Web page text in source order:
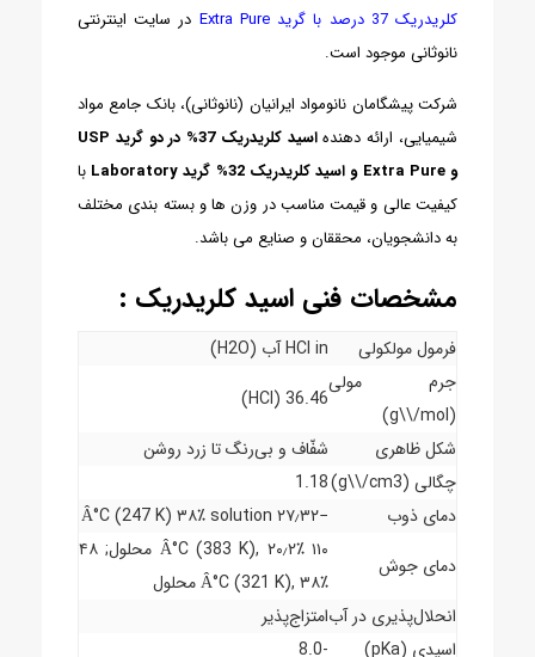
کلریدریک 37 درصد با گرید Extra Pure
در سایت اینترنتی
نانوثانی موجود است.
شرکت پیشگامان نانومواد ایرانیان (نانوثانی)، بانک جامع مواد
شیمیایی، ارائه دهنده
اسید کلریدریک 37% در دو گرید USP
و Extra Pure و اسید کلریدریک 32% گرید Laboratory
با
کیفیت عالی و قیمت مناسب در وزن ها و بسته بندی مختلف
به دانشجویان، محققان و صنایع می باشد.
مشخصات فنی اسید کلریدریک :
فرمول مولکولی
HCl in آب (H2O)
جرم مولی
(g\\/mol)
36.46 (HCl)
شکل ظاهری
شفّاف و بی‌رنگ تا زرد روشن
چگالی (g\\/cm3)
1.18
دمای ذوب
−۲۷٫۳۲ Â°C (247 K) ۳۸٪ solution
دمای جوش
۱۱۰ Â°C (383 K), ۲۰٫۲٪ محلول; ۴۸
Â°C (321 K), ۳۸٪ محلول
انحلال‌پذیری در آبامتزاج‌پذیر
اسیدی (pKa)
-8.0